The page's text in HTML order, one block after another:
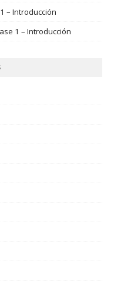
– Introducción
1 – Introducción